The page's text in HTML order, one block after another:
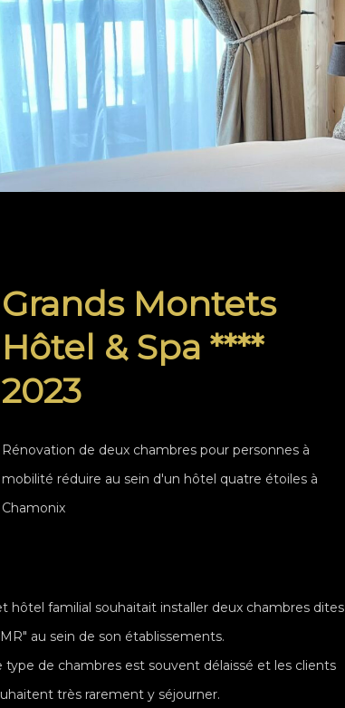
Grands Montets
Hôtel & Spa ****
2023
Rénovation de deux chambres pour personnes à
mobilité réduire au sein d'un hôtel quatre étoiles à
Chamonix
hôtel familial souhaitait installer deux chambres dites
au sein de son établissements.
type de chambres est souvent délaissé et les clients
très rarement y séjourner.